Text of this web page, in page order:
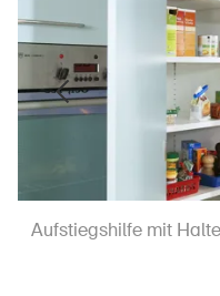
Aufstiegshilfe mit